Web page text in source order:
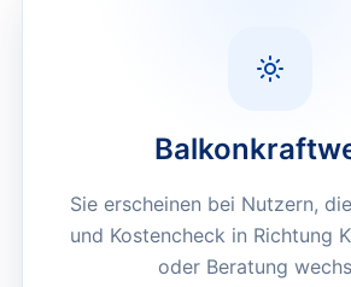
Sie erscheinen bei Nutzern,
und Kostencheck in Richtung
oder Beratung